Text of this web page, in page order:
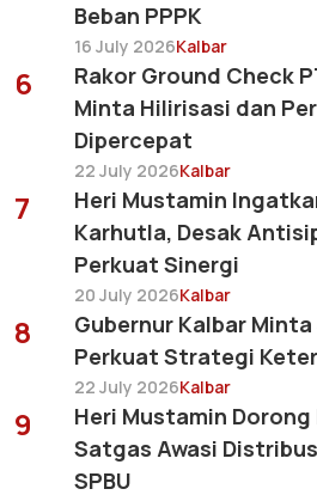
Beban PPPK
16 July 2026Kalbar
6
Rakor Ground Check
Minta Hilirisasi dan
Dipercepat
22 July 2026Kalbar
7
Heri Mustamin
Karhutla, Desak
Perkuat Sinergi
20 July 2026Kalbar
8
Gubernur Kalbar
Perkuat Strategi
22 July 2026Kalbar
9
Heri Mustamin
Satgas Awasi
SPBU